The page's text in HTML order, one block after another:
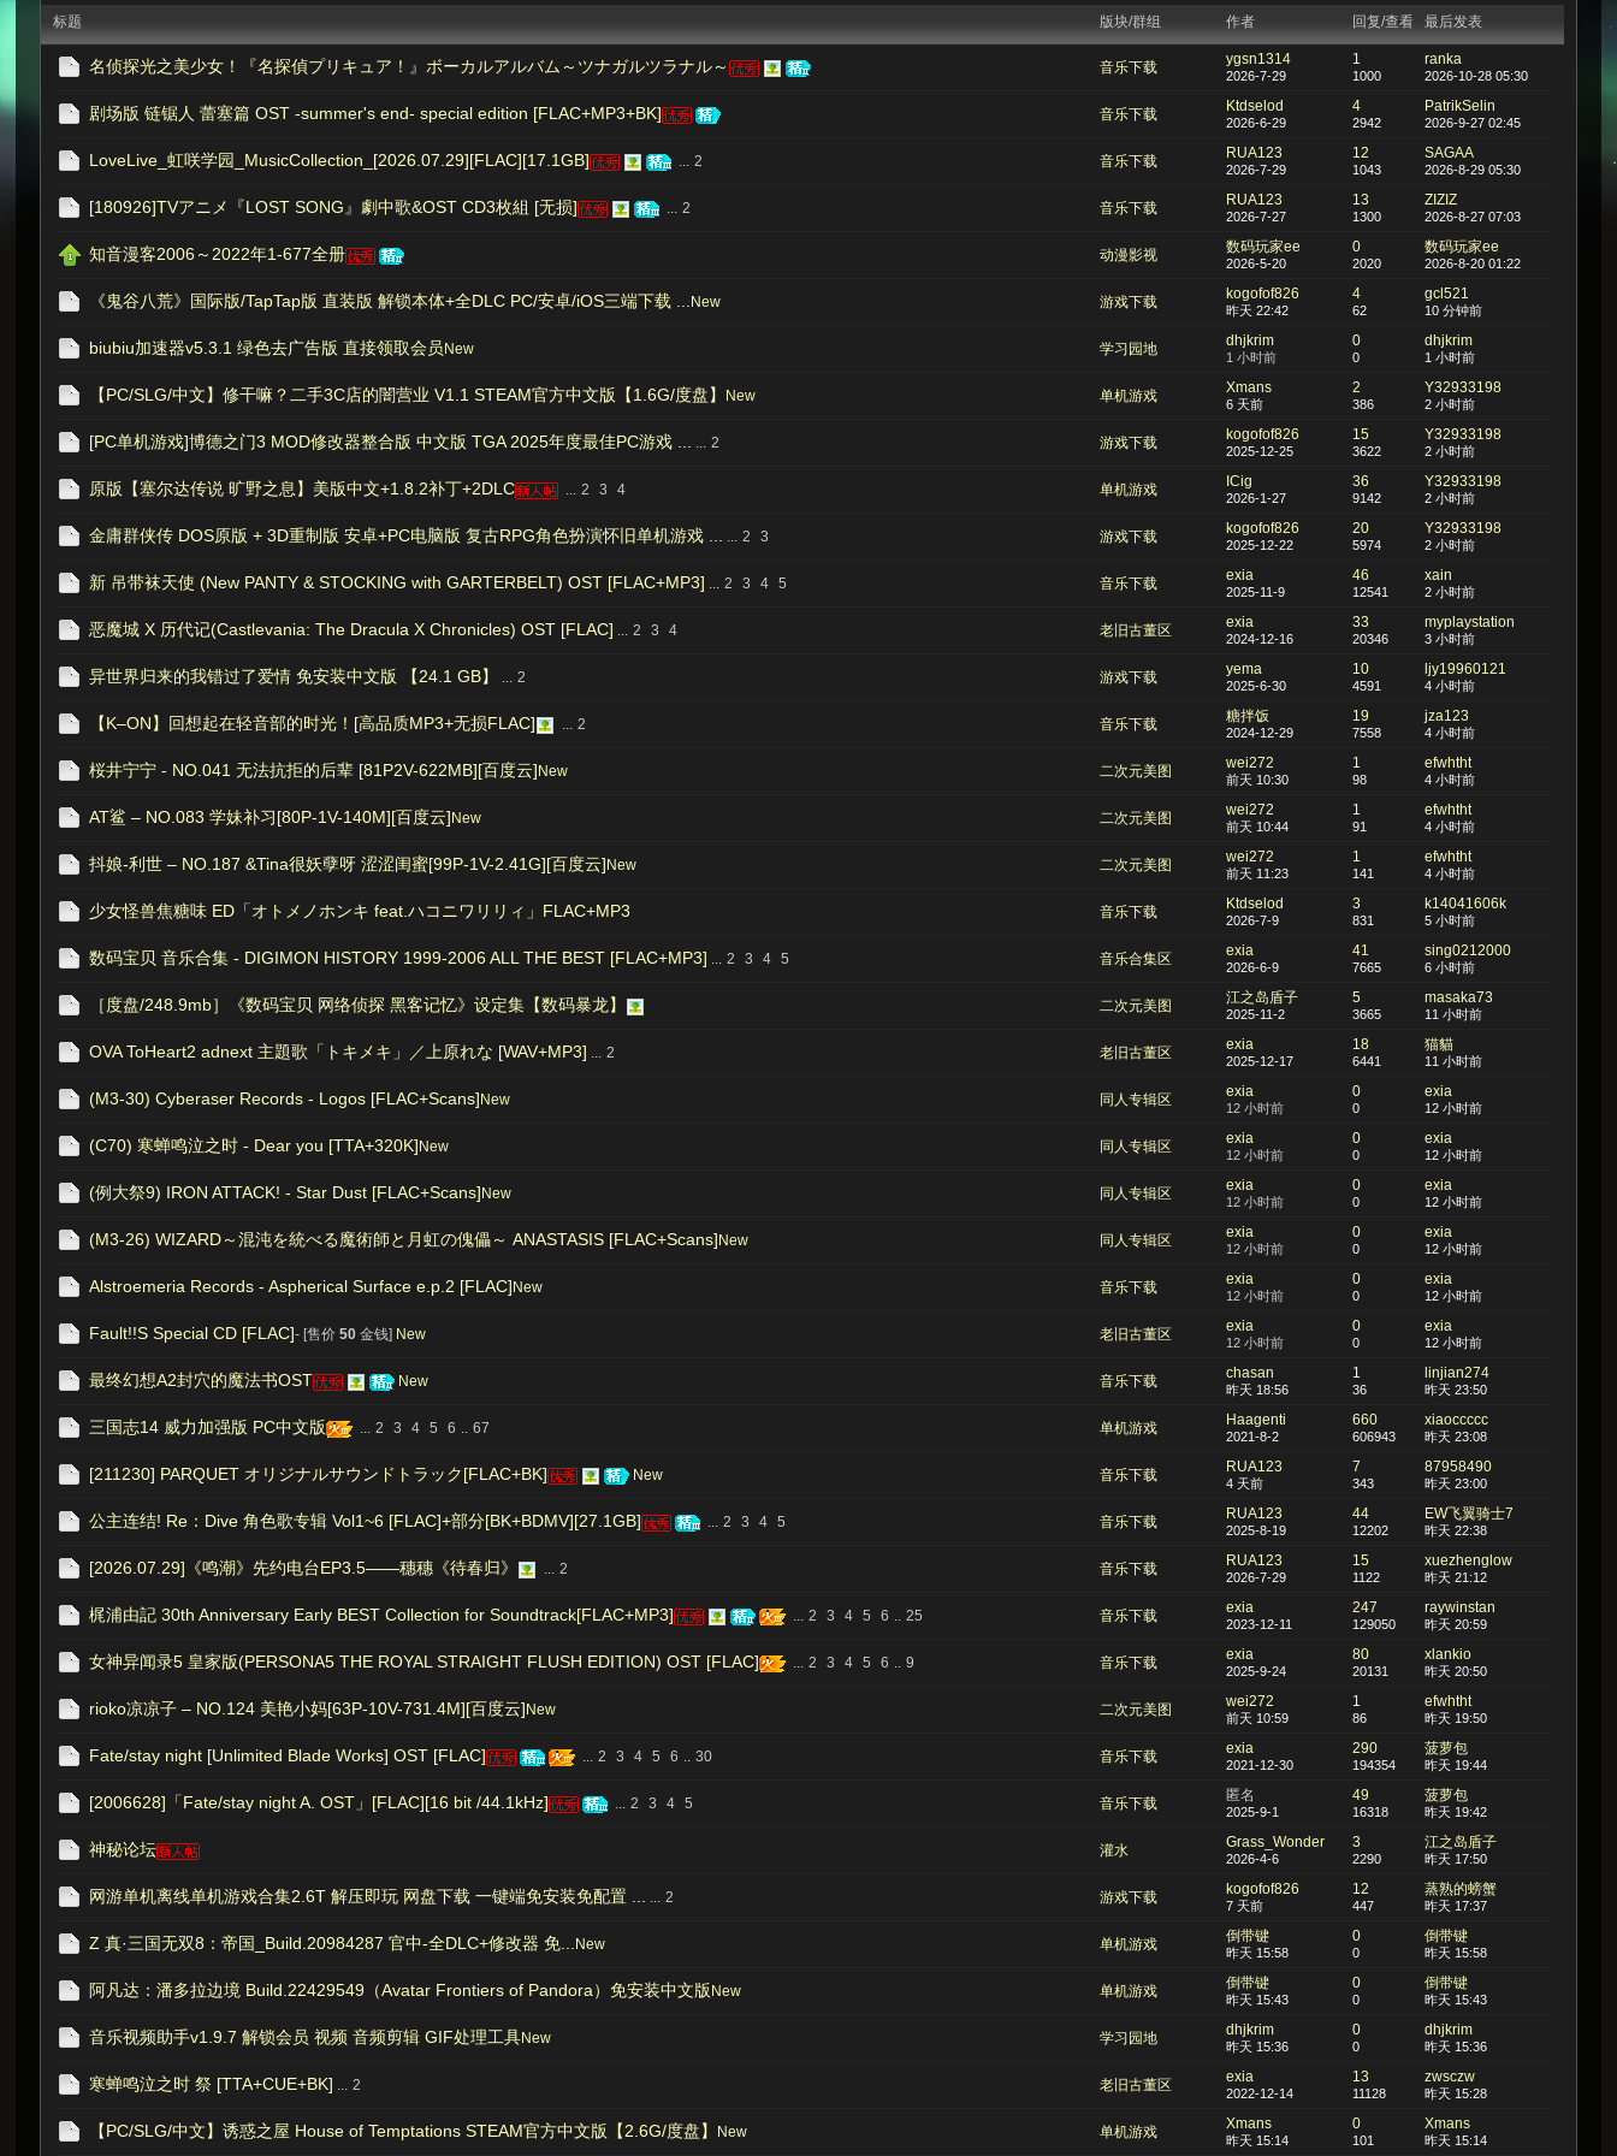
标题 版块/群组 作者 回复/查看 最后发表
名侦探光之美少女！『名探偵プリキュア！』ボーカルアルバム～ツナガルツラナル～ 音乐下载 ygsn1314
2026-7-29
1
1000
ranka
2026-10-28 05:30
剧场版 链锯人 蕾塞篇 OST -summer's end- special edition [FLAC+MP3+BK] 音乐下载 Ktdselod
2026-6-29
4
2942
PatrikSelin
2026-9-27 02:45
LoveLive_虹咲学园_MusicCollection_[2026.07.29][FLAC][17.1GB] ... 2 音乐下载 RUA123
2026-7-29
12
1043
SAGAA
2026-8-29 05:30
[180926]TVアニメ『LOST SONG』劇中歌&OST CD3枚組 [无损] ... 2 音乐下载 RUA123
2026-7-27
13
1300
ZIZIZ
2026-8-27 07:03
知音漫客2006～2022年1-677全册 动漫影视 数码玩家ee
2026-5-20
0
2020
数码玩家ee
2026-8-20 01:22
《鬼谷八荒》国际版/TapTap版 直装版 解锁本体+全DLC PC/安卓/iOS三端下载 ... New 游戏下载 kogofof826
昨天 22:42
4
62
gcl521
10 分钟前
biubiu加速器v5.3.1 绿色去广告版 直接领取会员 New 学习园地 dhjkrim
1 小时前
0
0
dhjkrim
1 小时前
【PC/SLG/中文】修干嘛？二手3C店的闇营业 V1.1 STEAM官方中文版【1.6G/度盘】 New 单机游戏 Xmans
6 天前
2
386
Y32933198
2 小时前
[PC单机游戏]博德之门3 MOD修改器整合版 中文版 TGA 2025年度最佳PC游戏 ... ... 2 游戏下载 kogofof826
2025-12-25
15
3622
Y32933198
2 小时前
原版【塞尔达传说 旷野之息】美版中文+1.8.2补丁+2DLC ... 2 3 4 单机游戏 ICig
2026-1-27
36
9142
Y32933198
2 小时前
金庸群侠传 DOS原版 + 3D重制版 安卓+PC电脑版 复古RPG角色扮演怀旧单机游戏 ... ... 2 3 游戏下载 kogofof826
2025-12-22
20
5974
Y32933198
2 小时前
新 吊带袜天使 (New PANTY & STOCKING with GARTERBELT) OST [FLAC+MP3] ... 2 3 4 5 音乐下载 exia
2025-11-9
46
12541
xain
2 小时前
恶魔城 X 历代记(Castlevania: The Dracula X Chronicles) OST [FLAC] ... 2 3 4 老旧古董区 exia
2024-12-16
33
20346
myplaystation
3 小时前
异世界归来的我错过了爱情 免安装中文版 【24.1 GB】 ... 2 游戏下载 yema
2025-6-30
10
4591
ljy19960121
4 小时前
【K–ON】回想起在轻音部的时光！[高品质MP3+无损FLAC] ... 2 音乐下载 糖拌饭
2024-12-29
19
7558
jza123
4 小时前
桜井宁宁 - NO.041 无法抗拒的后辈 [81P2V-622MB][百度云] New 二次元美图 wei272
前天 10:30
1
98
efwhtht
4 小时前
AT鲨 – NO.083 学妹补习[80P-1V-140M][百度云] New 二次元美图 wei272
前天 10:44
1
91
efwhtht
4 小时前
抖娘-利世 – NO.187 &Tina很妖孽呀 涩涩闺蜜[99P-1V-2.41G][百度云] New 二次元美图 wei272
前天 11:23
1
141
efwhtht
4 小时前
少女怪兽焦糖味 ED「オトメノホンキ feat.ハコニワリリィ」FLAC+MP3 音乐下载 Ktdselod
2026-7-9
3
831
k14041606k
5 小时前
数码宝贝 音乐合集 - DIGIMON HISTORY 1999-2006 ALL THE BEST [FLAC+MP3] ... 2 3 4 5 音乐合集区 exia
2026-6-9
41
7665
sing0212000
6 小时前
［度盘/248.9mb］《数码宝贝 网络侦探 黑客记忆》设定集【数码暴龙】 二次元美图 江之岛盾子
2025-11-2
5
3665
masaka73
11 小时前
OVA ToHeart2 adnext 主題歌「トキメキ」／上原れな [WAV+MP3] ... 2 老旧古董区 exia
2025-12-17
18
6441
猫貓
11 小时前
(M3-30) Cyberaser Records - Logos [FLAC+Scans] New 同人专辑区 exia
12 小时前
0
0
exia
12 小时前
(C70) 寒蝉鸣泣之时 - Dear you [TTA+320K] New 同人专辑区 exia
12 小时前
0
0
exia
12 小时前
(例大祭9) IRON ATTACK! - Star Dust [FLAC+Scans] New 同人专辑区 exia
12 小时前
0
0
exia
12 小时前
(M3-26) WIZARD～混沌を統べる魔術師と月虹の傀儡～ ANASTASIS [FLAC+Scans] New 同人专辑区 exia
12 小时前
0
0
exia
12 小时前
Alstroemeria Records - Aspherical Surface e.p.2 [FLAC] New 音乐下载 exia
12 小时前
0
0
exia
12 小时前
Fault!!S Special CD [FLAC]- [售价50 金钱] New 老旧古董区 exia
12 小时前
0
0
exia
12 小时前
最终幻想A2封穴的魔法书OST New 音乐下载 chasan
昨天 18:56
1
36
linjian274
昨天 23:50
三国志14 威力加强版 PC中文版 ... 2 3 4 5 6 .. 67 单机游戏 Haagenti
2021-8-2
660
606943
xiaoccccc
昨天 23:08
[211230] PARQUET オリジナルサウンドトラック[FLAC+BK] New 音乐下载 RUA123
4 天前
7
343
87958490
昨天 23:00
公主连结! Re：Dive 角色歌专辑 Vol1~6 [FLAC]+部分[BK+BDMV][27.1GB] ... 2 3 4 5 音乐下载 RUA123
2025-8-19
44
12202
EW飞翼骑士7
昨天 22:38
[2026.07.29]《鸣潮》先约电台EP3.5——穗穗《待春归》 ... 2 音乐下载 RUA123
2026-7-29
15
1122
xuezhenglow
昨天 21:12
梶浦由記 30th Anniversary Early BEST Collection for Soundtrack[FLAC+MP3] ... 2 3 4 5 6 .. 25 音乐下载 exia
2023-12-11
247
129050
raywinstan
昨天 20:59
女神异闻录5 皇家版(PERSONA5 THE ROYAL STRAIGHT FLUSH EDITION) OST [FLAC] ... 2 3 4 5 6 .. 9 音乐下载 exia
2025-9-24
80
20131
xlankio
昨天 20:50
rioko凉凉子 – NO.124 美艳小妈[63P-10V-731.4M][百度云] New 二次元美图 wei272
前天 10:59
1
86
efwhtht
昨天 19:50
Fate/stay night [Unlimited Blade Works] OST [FLAC] ... 2 3 4 5 6 .. 30 音乐下载 exia
2021-12-30
290
194354
菠萝包
昨天 19:44
[2006628]「Fate/stay night A. OST」[FLAC][16 bit /44.1kHz] ... 2 3 4 5 音乐下载 匿名
2025-9-1
49
16318
菠萝包
昨天 19:42
神秘论坛 灌水 Grass_Wonder
2026-4-6
3
2290
江之岛盾子
昨天 17:50
网游单机离线单机游戏合集2.6T 解压即玩 网盘下载 一键端免安装免配置 ... ... 2 游戏下载 kogofof826
7 天前
12
447
蒸熟的螃蟹
昨天 17:37
Z 真·三国无双8：帝国_Build.20984287 官中-全DLC+修改器 免... New 单机游戏 倒带键
昨天 15:58
0
0
倒带键
昨天 15:58
阿凡达：潘多拉边境 Build.22429549（Avatar Frontiers of Pandora）免安装中文版 New 单机游戏 倒带键
昨天 15:43
0
0
倒带键
昨天 15:43
音乐视频助手v1.9.7 解锁会员 视频 音频剪辑 GIF处理工具New 学习园地 dhjkrim
昨天 15:36
0
0
dhjkrim
昨天 15:36
寒蝉鸣泣之时 祭 [TTA+CUE+BK] ... 2 老旧古董区 exia
2022-12-14
13
11128
zwsczw
昨天 15:28
【PC/SLG/中文】诱惑之屋 House of Temptations STEAM官方中文版【2.6G/度盘】 New 单机游戏 Xmans
昨天 15:14
0
101
Xmans
昨天 15:14